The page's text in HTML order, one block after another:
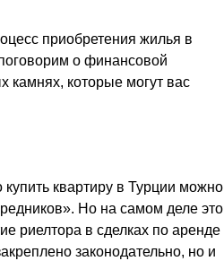
приобретения жилья в
о финансовой
камнях, которые могут вас
квартиру в Турции можно
Но на самом деле это
риелтора в сделках по аренде
законодательно, но и